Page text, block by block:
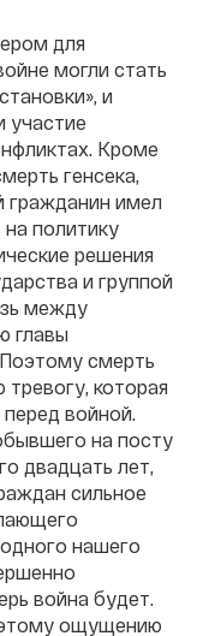
для
могли стать
и
участие
Кроме
генсека,
гражданин имел
политику
решения
и группой
между
главы
смерть
которая
войной.
на посту
двадцать лет,
сильное
нашего
война будет.
ощущению